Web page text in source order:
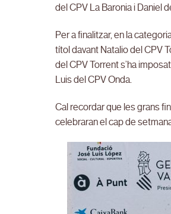
del CPV La Baronia i Daniel
Per a finalitzar, en la
títol davant Natalio del CPV
del CPV Torrent s’ha
Luis del CPV Onda.
Cal recordar que les grans
celebraran el cap de